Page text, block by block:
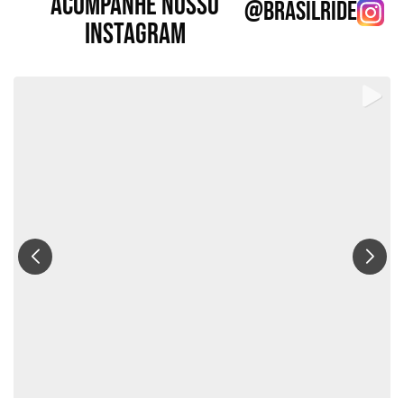
INSTAGRAM
@BRASILRIDE